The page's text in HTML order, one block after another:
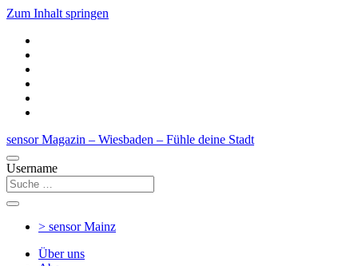
Zum Inhalt springen
sensor Magazin – Wiesbaden – Fühle deine Stadt
Username
> sensorMainz
Über uns